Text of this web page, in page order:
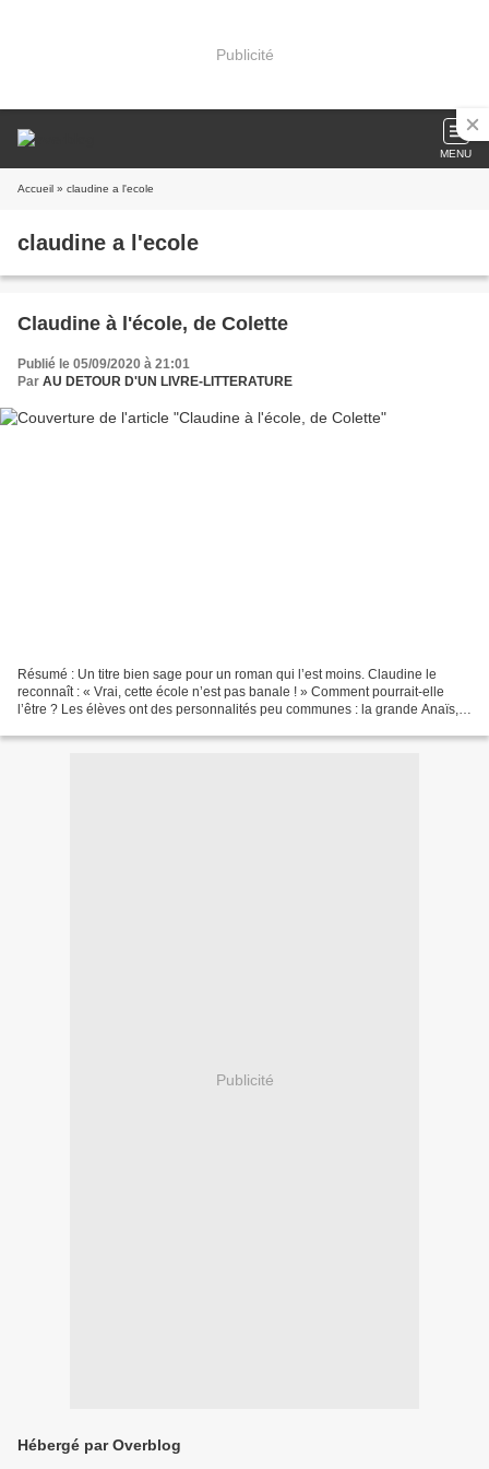
Publicité
MENU
Accueil » claudine a l'ecole
claudine a l'ecole
Claudine à l'école, de Colette
Publié le 05/09/2020 à 21:01
Par AU DETOUR D'UN LIVRE-LITTERATURE
Résumé : Un titre bien sage pour un roman qui l’est moins. Claudine le
reconnaît : « Vrai, cette école n’est pas banale ! » Comment pourrait-elle
l’être ? Les élèves ont des personnalités peu communes : la grande Anaïs,
Publicité
Hébergé par Overblog